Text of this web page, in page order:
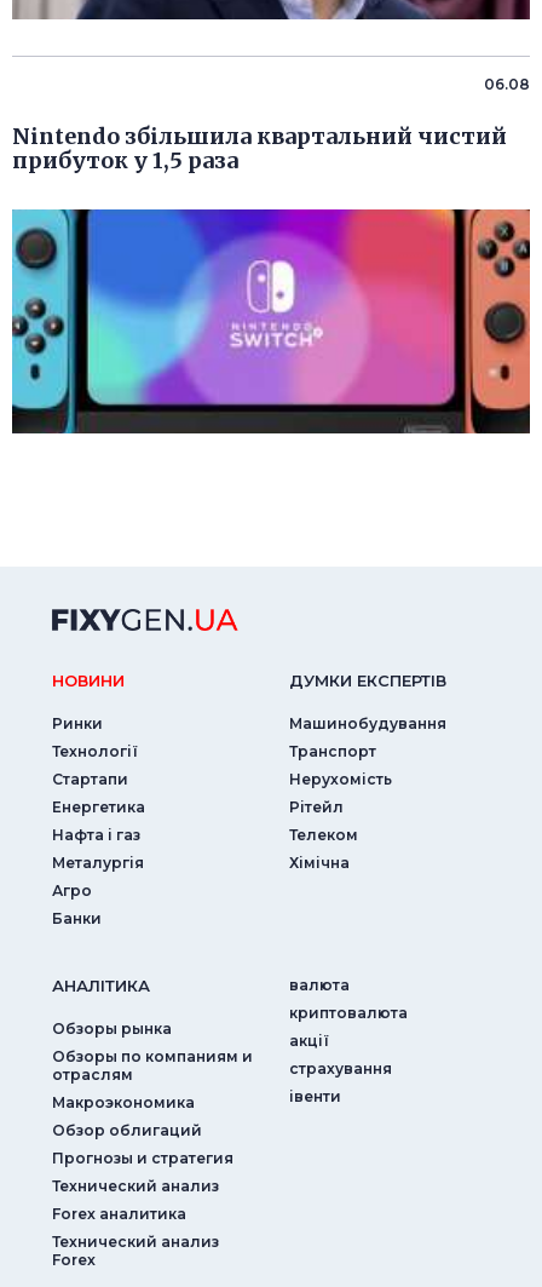
06.08
Nintendo збільшила квартальний чистий
прибуток у 1,5 раза
НОВИНИ
Ринки
Технології
Стартапи
Енергетика
Нафта і газ
Металургія
Агро
Банки
ДУМКИ ЕКСПЕРТIВ
Машинобудування
Транспорт
Нерухомість
Рітейл
Телеком
Хімічна
АНАЛIТИКА
Обзоры рынка
Обзоры по компаниям и
отраслям
Макроэкономика
Обзор облигаций
Прогнозы и стратегия
Технический анализ
Forex аналитика
Технический анализ
Forex
валюта
криптовалюта
акції
страхування
iвенти